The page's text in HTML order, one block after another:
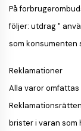
På
följer: utdrag "
som konsumenten
Reklamationer
Alla varor
brister i varan som